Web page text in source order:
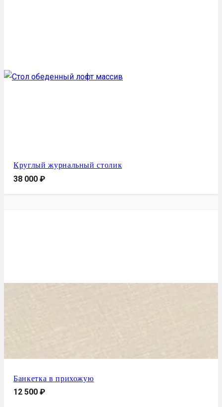
Круглый журнальный столик
38 000₽
Банкетка в прихожую
12 500₽